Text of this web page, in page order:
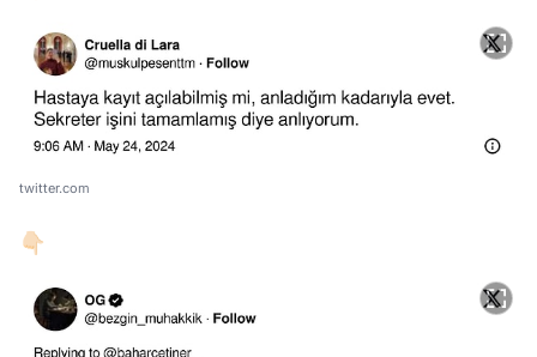
twitter.com
👇🏻